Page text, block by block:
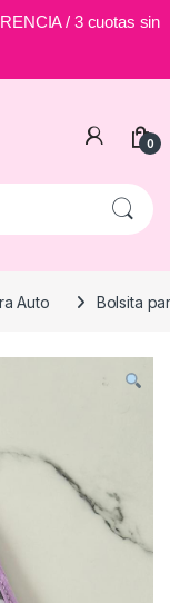
/ 3 cuotas sin
0
Auto Bolsita